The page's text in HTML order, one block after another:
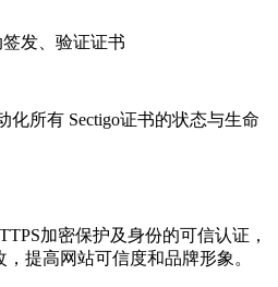
发、验证证书
化所有 Sectigo证书的状态与生命
加密保护及身份的可信认证，
提高网站可信度和品牌形象。